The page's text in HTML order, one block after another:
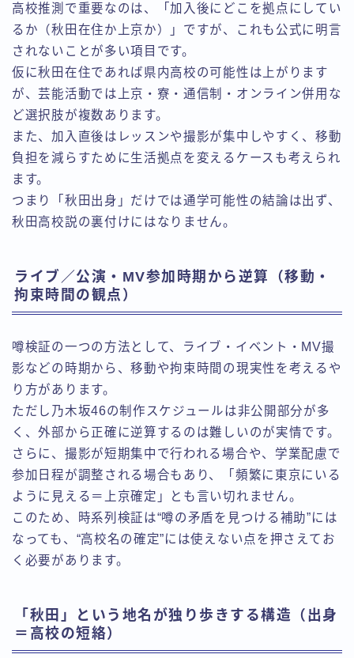
高校推測で重要なのは、「加入後にどこを拠点にしてい
るか（秋田在住か上京か）」ですが、これも公式に明言
されないことが多い項目です。
仮に秋田在住であれば県内高校の可能性は上がります
が、芸能活動では上京・寮・通信制・オンライン併用な
ど選択肢が複数あります。
また、加入直後はレッスンや撮影が集中しやすく、移動
負担を減らすために生活拠点を変えるケースも考えられ
ます。
つまり「秋田出身」だけでは通学可能性の結論は出ず、
秋田高校説の裏付けにはなりません。
ライブ／公演・MV参加時期から逆算（移動・
拘束時間の観点）
噂検証の一つの方法として、ライブ・イベント・MV撮
影などの時期から、移動や拘束時間の現実性を考えるや
り方があります。
ただし乃木坂46の制作スケジュールは非公開部分が多
く、外部から正確に逆算するのは難しいのが実情です。
さらに、撮影が短期集中で行われる場合や、学業配慮で
参加日程が調整される場合もあり、「頻繁に東京にいる
ように見える＝上京確定」とも言い切れません。
このため、時系列検証は“噂の矛盾を見つける補助”には
なっても、“高校名の確定”には使えない点を押さえてお
く必要があります。
「秋田」という地名が独り歩きする構造（出身
＝高校の短絡）